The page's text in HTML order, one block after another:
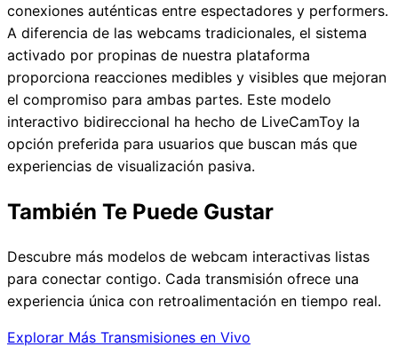
conexiones auténticas entre espectadores y performers.
A diferencia de las webcams tradicionales, el sistema
activado por propinas de nuestra plataforma
proporciona reacciones medibles y visibles que mejoran
el compromiso para ambas partes. Este modelo
interactivo bidireccional ha hecho de LiveCamToy la
opción preferida para usuarios que buscan más que
experiencias de visualización pasiva.
También Te Puede Gustar
Descubre más modelos de webcam interactivas listas
para conectar contigo. Cada transmisión ofrece una
experiencia única con retroalimentación en tiempo real.
Explorar Más Transmisiones en Vivo